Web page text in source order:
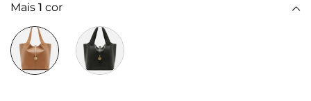
Mais 1 cor